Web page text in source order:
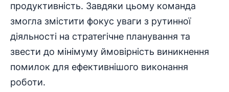
продуктивність. Завдяки цьому команда
змогла змістити фокус уваги з рутинної
діяльності на стратегічне планування та
звести до мінімуму ймовірність виникнення
помилок для ефективнішого виконання
роботи.